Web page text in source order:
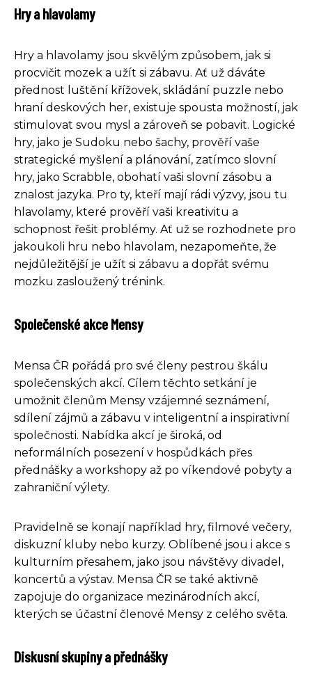
Hry a hlavolamy
Hry a hlavolamy jsou skvělým způsobem, jak si
procvičit mozek a užít si zábavu. Ať už dáváte
přednost luštění křížovek, skládání puzzle nebo
hraní deskových her, existuje spousta možností, jak
stimulovat svou mysl a zároveň se pobavit. Logické
hry, jako je Sudoku nebo šachy, prověří vaše
strategické myšlení a plánování, zatímco slovní
hry, jako Scrabble, obohatí vaši slovní zásobu a
znalost jazyka. Pro ty, kteří mají rádi výzvy, jsou tu
hlavolamy, které prověří vaši kreativitu a
schopnost řešit problémy. Ať už se rozhodnete pro
jakoukoli hru nebo hlavolam, nezapomeňte, že
nejdůležitější je užít si zábavu a dopřát svému
mozku zasloužený trénink.
Společenské akce Mensy
Mensa ČR pořádá pro své členy pestrou škálu
společenských akcí. Cílem těchto setkání je
umožnit členům Mensy vzájemné seznámení,
sdílení zájmů a zábavu v inteligentní a inspirativní
společnosti. Nabídka akcí je široká, od
neformálních posezení v hospůdkách přes
přednášky a workshopy až po víkendové pobyty a
zahraniční výlety.
Pravidelně se konají například hry, filmové večery,
diskuzní kluby nebo kurzy. Oblíbené jsou i akce s
kulturním přesahem, jako jsou návštěvy divadel,
koncertů a výstav. Mensa ČR se také aktivně
zapojuje do organizace mezinárodních akcí,
kterých se účastní členové Mensy z celého světa.
Diskusní skupiny a přednášky